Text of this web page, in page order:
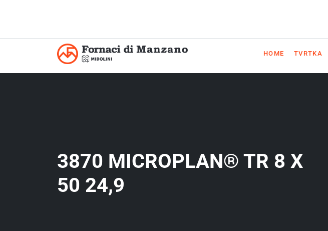
HOME TVRTKA
3870 MICROPLAN® TR 8 X
50 24,9